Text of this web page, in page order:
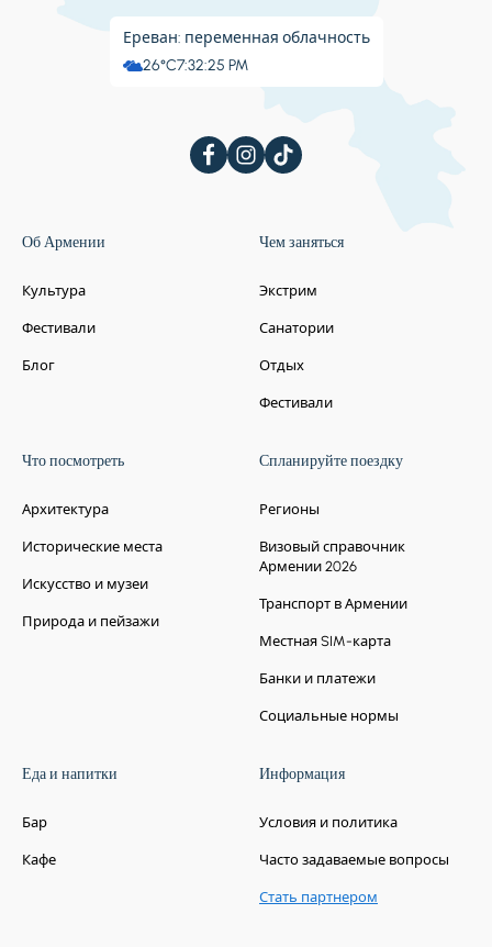
Ереван: переменная облачность
26°C7:32:25 PM
Об Армении
Культура
Фестивали
Блог
Чем заняться
Экстрим
Санатории
Отдых
Фестивали
Что посмотреть
Архитектура
Исторические места
Искусство и музеи
Природа и пейзажи
Спланируйте поездку
Регионы
Визовый справочник
Армении 2026
Транспорт в Армении
Местная SIM-карта
Банки и платежи
Социальные нормы
Еда и напитки
Бар
Кафе
Информация
Условия и политика
Часто задаваемые вопросы
Стать партнером